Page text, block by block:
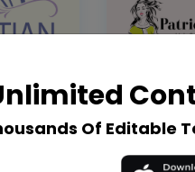
Of Editable